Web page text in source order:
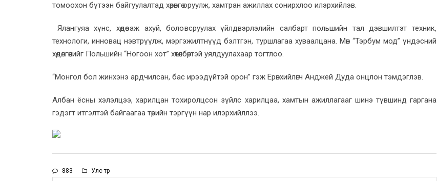
томоохон бүтээн байгуулалтад хөрөнгө оруулж, хамтран ажиллах сонирхлоо илэрхийлэв.
Ялангуяа хүнс, хөдөө аж ахуй, боловсруулах үйлдвэрлэлийн салбарт польшийн тал дэвшилтэт техник,
технологи, инновац нэвтрүүлж, мэргэжилтнүүд бэлтгэн, туршлагаа хуваалцана. Мөн “Тэрбум мод” үндэсний
хөдөлгөөнийг Польшийн “Ногоон хот” хөтөлбөртэй уялдуулахаар тогтлоо.
“Монгол бол жинхэнэ ардчилсан, бас ирээдүйтэй орон” гэж Ерөнхийлөгч Анджей Дуда онцлон тэмдэглэв.
Албан ёсны хэлэлцээ, харилцан тохиролцсон зүйлс харилцаа, хамтын ажиллагааг шинэ түвшинд гаргана
гэдэгт итгэлтэй байгаагаа төрийн тэргүүн нар илэрхийллээ.
883 Улс төр